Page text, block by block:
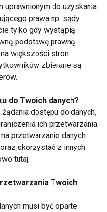
Zmęczenie po urlopie
– dlaczego zamiast
energii wraca
frustracja?
uprawnionym do uzyskania
prawa np. sądy
tylko gdy wystąpią
podstawę prawną.
większości stron
zbierane są
do Twoich danych?
dostępu do danych,
ich przetwarzania.
przetwarzanie danych
skorzystać z innych
tutaj.
Twoich
musi być oparte